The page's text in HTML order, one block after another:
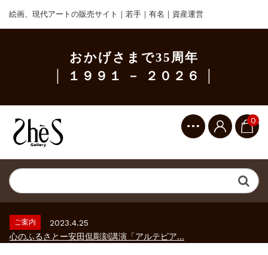
絵画、現代アートの販売サイト｜若手｜有名｜資産運営
おかげさまで35周年
│ １９９１ － ２０２６ │
0
ギャラリーシーズ「秋の美術散歩 京都・大...
ご案内
2026.2.17
ご案内
2023.4.25
心のふるさとー安田侃彫刻講演「アルテピア...